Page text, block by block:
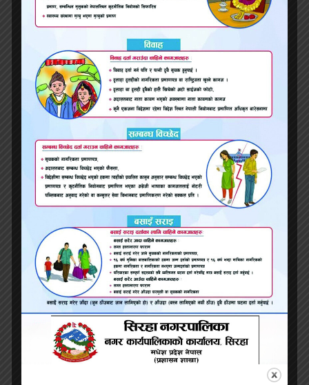
निरा हत्यामा प्रहरीको ब्रिफिङ- ‘विनोद आफैँले स्वीकारे
निराको हत्या आरोप’